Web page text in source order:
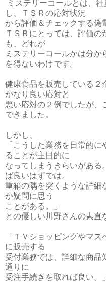
ミステリーコールとは、
し、ＴＳＲの応対状況
から評価＆チェックする
ＴＳＲにとっては、評価
も、どれが
ミステリーコールかは分
を得ないわけです。
健康食品を販売している２
かなり良い応対と
悪い応対の２例でしたが、
できました。
しかし、
「こうした業務を日常的
ることが主目的に
なってしまうきらいがある
ば良いはずでは。
重箱の隅を突くような詳細
か疑問に思う
ことがある。」
との優しい川野さんの素
「ＴＶショッピングやマ
に販売する
受付業務では、詳細な商品
通りに
受注手続きを取れば良い